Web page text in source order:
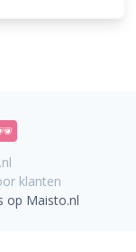
klanten
op Maisto.nl